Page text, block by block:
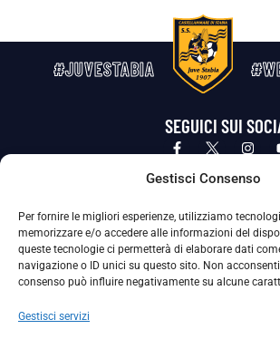
Gestisci Consenso
Per fornire le migliori esperienze, utilizziamo
memorizzare e/o accedere alle informazioni del
queste tecnologie ci permetterà di elaborare dati
navigazione o ID unici su questo sito. Non
consenso può influire negativamente su alcune
Gestisci servizi
#JUVESTABIA
SEGUICI SUI
Privacy Policy Cookie Policy
La Società ha nominato il Responsabile della Protezione dei Dati Personali (DPO), figura
adottate dalla nostra Società per tutelare i Suoi dati
Per contattare il DPO può scrivere a